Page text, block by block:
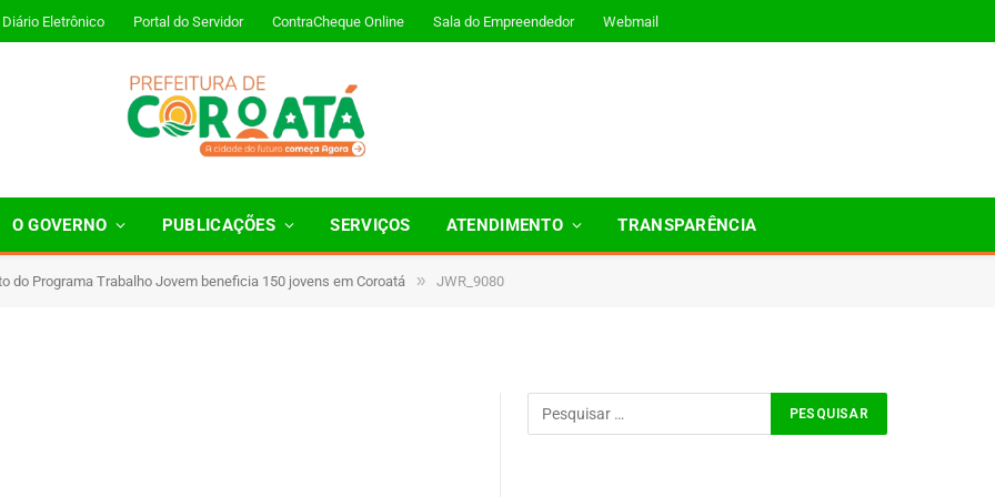
Diário Eletrônico Portal do Servidor ContraCheque Online Sala do Empreendedor Webmail
O GOVERNO PUBLICAÇÕES SERVIÇOS ATENDIMENTO TRANSPARÊNCIA
do Programa Trabalho Jovem beneficia 150 jovens em Coroatá » JWR_9080